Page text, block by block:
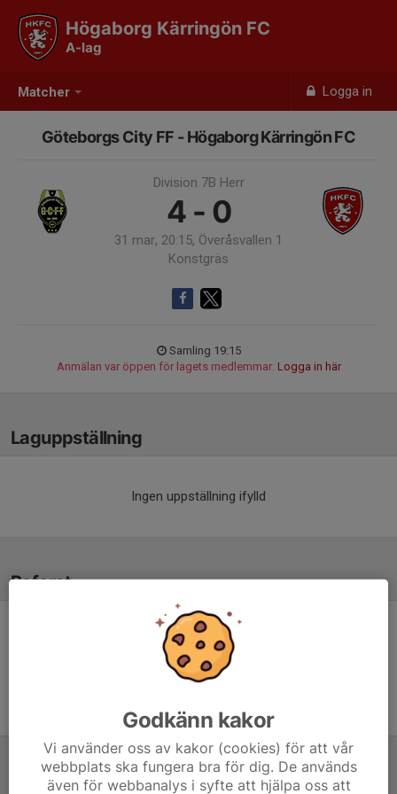
Matcher Logga in
Högaborg Kärringön FC
A-lag
Göteborgs City FF - Högaborg Kärringön FC
Division 7B Herr
4 - 0
31 mar, 20:15, Överåsvallen 1
Konstgräs
Samling 19:15
Anmälan var öppen för lagets medlemmar. Logga in här
Laguppställning
Ingen uppställning ifylld
Referat
Inget referat skrivet
Tabell
Godkänn kakor
Vi använder oss av kakor (cookies) för att vår
webbplats ska fungera bra för dig. De används
även för webbanalys i syfte att hjälpa oss att